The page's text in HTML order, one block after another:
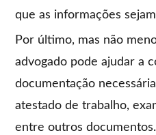
que as informações
Por último, mas não
advogado pode ajudar a
documentação
atestado de trabalho,
entre outros documentos.